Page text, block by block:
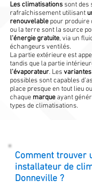
Les climatisations sont des
rafraîchissement utilisant
renouvelable pour produire
ou la terre sont la source
l'énergie gratuite, via un
échangeurs ventilés.
La partie extérieure est
tandis que la partie
l'évaporateur. Les variantes
possibles sont capables
place presque en tout lieu
chaque marque ayant
types de climatisations.
Comment trouver
installateur de
Donneville ?